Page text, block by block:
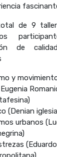
de 9
de
y
(Denian
urbanos